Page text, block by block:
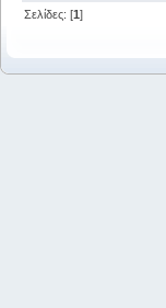
Σελίδες: [1]